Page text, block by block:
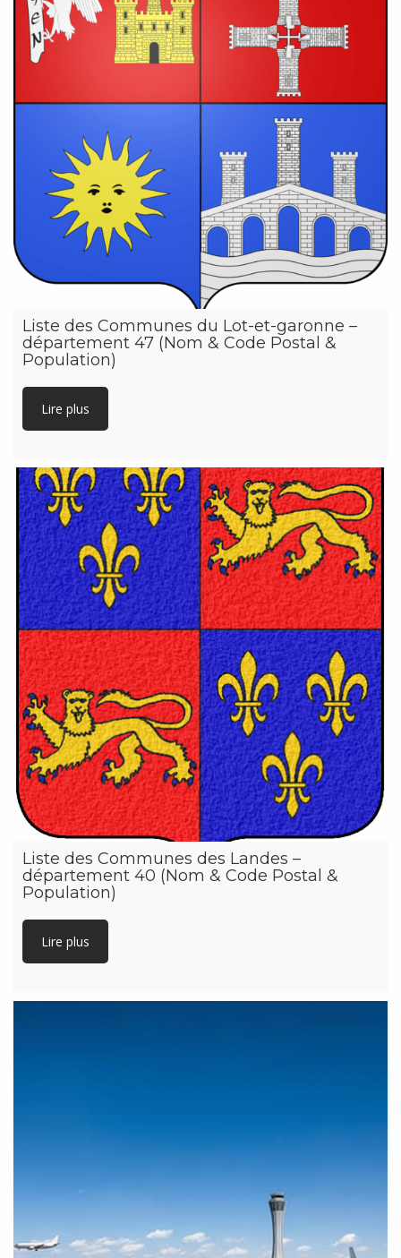
Liste des Communes du Lot-et-garonne –
département 47 (Nom & Code Postal &
Population)
Lire plus
Liste des Communes des Landes –
département 40 (Nom & Code Postal &
Population)
Lire plus